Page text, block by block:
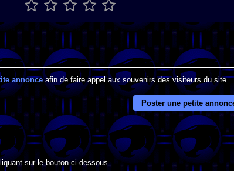
annonceafin de faire appel aux souvenirs des visiteurs du site.
Poster une petite
sur le bouton ci-dessous.